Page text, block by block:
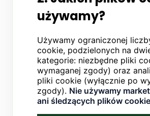
używamy?
Używamy ograniczonej
cookie, podzielonych na
kategorie: niezbędne pliki
wymaganej zgody) oraz
pliki cookie (wyłącznie po
zgody). Nie używamy
ani śledzących plików